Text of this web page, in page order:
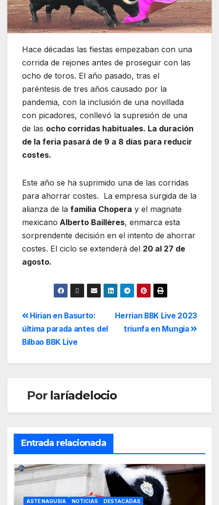
Hace décadas las fiestas empezaban con una
corrida de rejones antes de proseguir con las
ocho de toros. El año pasado, tras el
paréntesis de tres años causado por la
pandemia, con la inclusión de una novillada
con picadores, conllevó la supresión de una
de las ocho corridas habituales. La duración
de la feria pasará de 9 a 8 días para reducir
costes.
Este año se ha suprimido una de las corridas
para ahorrar costes. La empresa surgida de la
alianza de la familia Chopera y el magnate
mexicano Alberto Baillères, enmarca esta
sorprendente decisión en el intento de ahorrar
costes. El ciclo se extenderá del 20 al 27 de
agosto.
Herrian BBK Live 2023
triunfa en Mungia
Hirian en Basurto:
última parada antes del
Bilbao BBK Live
Por laríadelocio
Entrada relacionada
ASTE NAGUSIA NOTICIAS DESTACADAS